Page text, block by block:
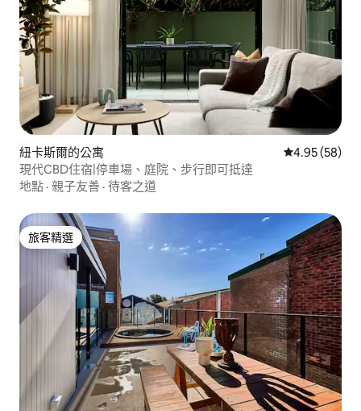
紐卡斯爾的公寓 從 58 則評價
4.95 (58)
現代CBD住宿|停車場、庭院、步行即可抵達
地點 · 親子友善 · 待客之道
旅客精選
旅客精選